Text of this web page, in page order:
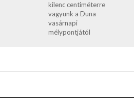
kilenc centiméterre
vagyunk a Duna
vasárnapi
mélypontjától